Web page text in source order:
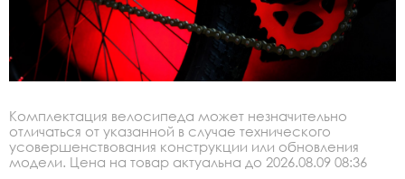
Комплектация велосипеда может незначительно
отличаться от указанной в случае технического
усовершенствования конструкции или обновления
модели. Цена на товар актуальна до 2026.08.09 08:36